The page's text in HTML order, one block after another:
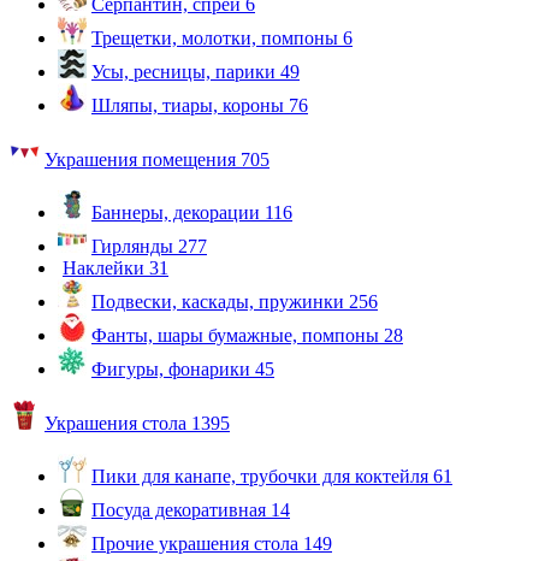
Трещетки, молотки, помпоны 6
Усы, ресницы, парики 49
Шляпы, тиары, короны 76
Украшения помещения 705
Баннеры, декорации 116
Гирлянды 277
Наклейки 31
Подвески, каскады, пружинки 256
Фанты, шары бумажные, помпоны 28
Фигуры, фонарики 45
Украшения стола 1395
Пики для канапе, трубочки для коктейля 61
Посуда декоративная 14
Прочие украшения стола 149